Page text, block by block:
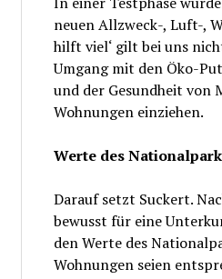
neuen Allzweck-, Luft-,
hilft viel‘ gilt bei uns
Umgang mit den Öko-
und der Gesundheit von
Wohnungen einziehen.
Werte des
Darauf setzt Suckert.
bewusst für eine
den Werte des
Wohnungen seien